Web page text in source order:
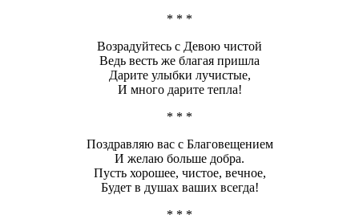
* * *
Возрадуйтесь с Девою чистой
Ведь весть же благая пришла
Дарите улыбки лучистые,
И много дарите тепла!
* * *
Поздравляю вас с Благовещением
И желаю больше добра.
Пусть хорошее, чистое, вечное,
Будет в душах ваших всегда!
* * *